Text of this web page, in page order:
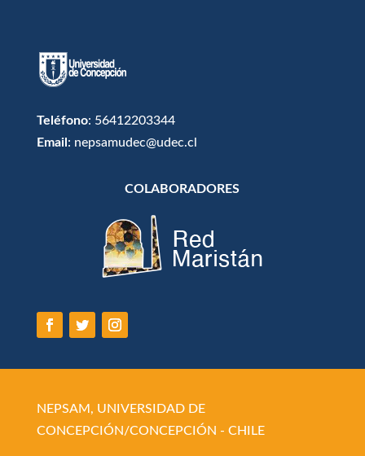
Teléfono: 56412203344
Email : nepsamudec@udec.cl
COLABORADORES
NEPSAM, UNIVERSIDAD DE
CONCEPCIÓN/CONCEPCIÓN - CHILE